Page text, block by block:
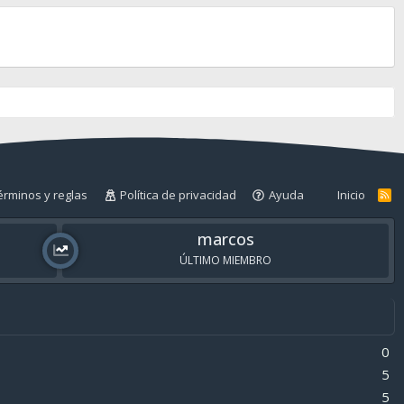
y reglas Política de privacidad Ayuda Inicio
R
S
marcos
ÚLTIMO MIEMBRO
0
5
5